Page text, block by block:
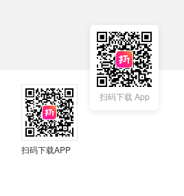
扫码下载 App
扫码下载APP